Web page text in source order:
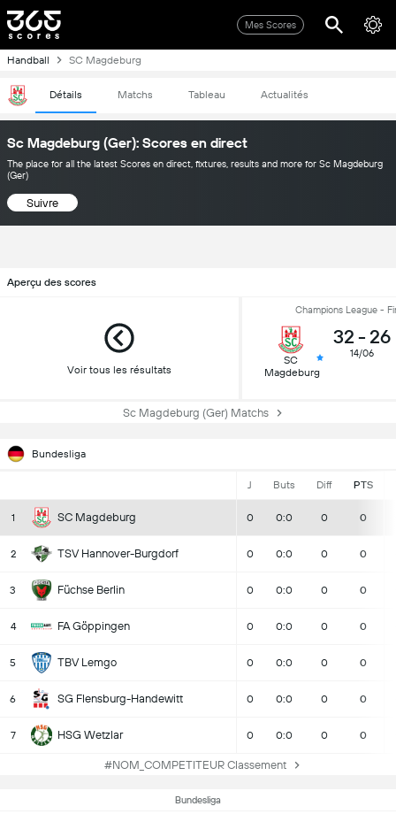
Mes Scores
Handball SC Magdeburg
Détails Matchs Tableau Actualités
Sc Magdeburg (Ger): Scores en direct
The place for all the latest Scores en direct, fixtures, results and more for Sc Magdeburg
(Ger)
Suivre
Aperçu des scores
Voir tous les résultats
Champions League -
SC
Magdeburg
32 - 26
14/06
Sc Magdeburg (Ger) Matchs
Bundesliga
J Buts Diff PTS
1 SC Magdeburg 0 0:0 0 0
2 TSV Hannover-Burgdorf 0 0:0 0 0
3 Füchse Berlin 0 0:0 0 0
4 FA Göppingen 0 0:0 0 0
5 TBV Lemgo 0 0:0 0 0
6 SG Flensburg-Handewitt 0 0:0 0 0
7 HSG Wetzlar 0 0:0 0 0
#NOM_COMPETITEUR Classement
Bundesliga